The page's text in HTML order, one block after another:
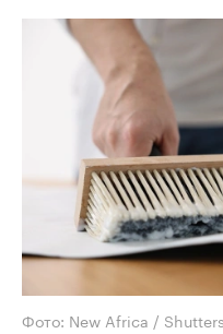
Фото: New Africa /